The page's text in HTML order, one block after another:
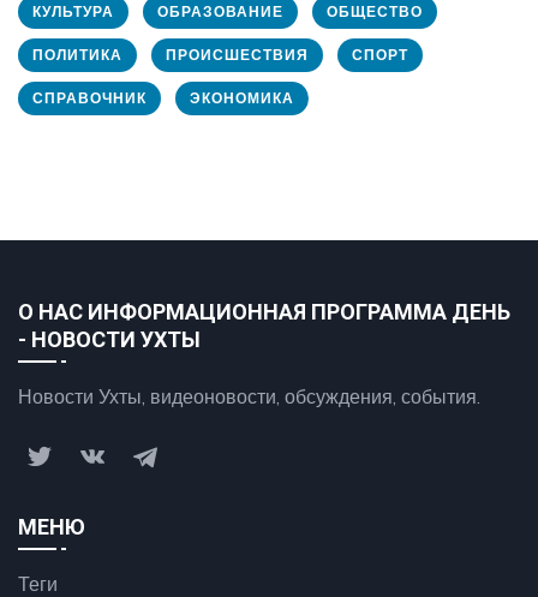
КУЛЬТУРА ОБРАЗОВАНИЕ ОБЩЕСТВО
ПОЛИТИКА ПРОИСШЕСТВИЯ СПОРТ
СПРАВОЧНИК ЭКОНОМИКА
О НАС ИНФОРМАЦИОННАЯ ПРОГРАММА ДЕНЬ
- НОВОСТИ УХТЫ
Новости Ухты, видеоновости, обсуждения, события.
МЕНЮ
Теги